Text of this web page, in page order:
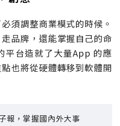
須調整商業模式的時候。
品牌，還能掌握自己的命
平台造就了大量App 的應
也將從硬體轉移到軟體開
報，掌握國內外大事